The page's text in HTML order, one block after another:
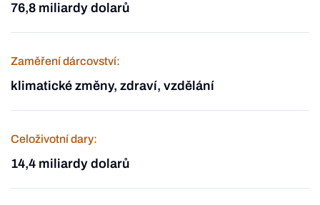
76,8 miliardy dolarů
Zaměření dárcovství:
klimatické změny, zdraví, vzdělání
Celoživotní dary:
14,4 miliardy dolarů